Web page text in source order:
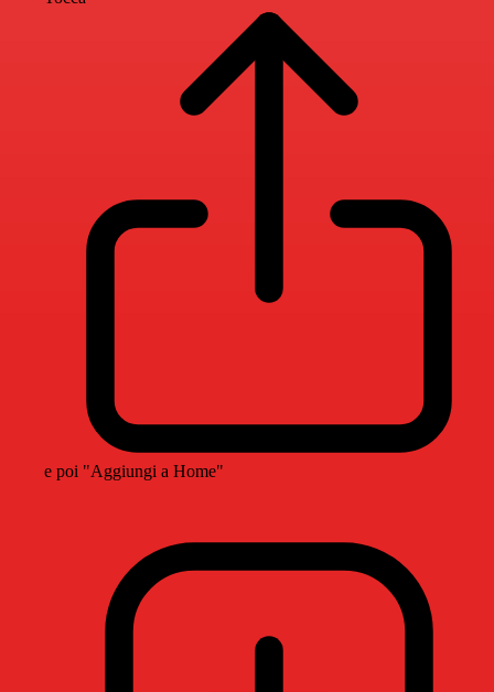
e poi "Aggiungi a Home"